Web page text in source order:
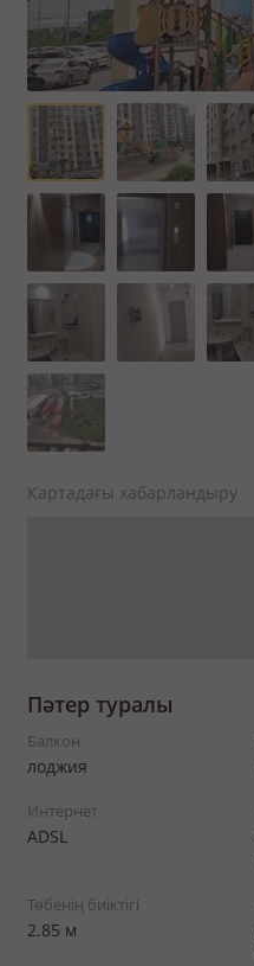
Картадағы хабарландыру
Пәтер туралы
Балкон
лоджия
Интернет
ADSL
Төбенің биіктігі
2.85 м